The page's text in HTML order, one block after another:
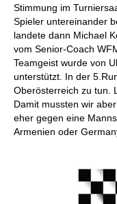
Stimmung im
Spieler untereinander
landete dann Michael
vom Senior-Coach
Teamgeist wurde von
unterstützt. In der
Oberösterreich zu tun.
Damit mussten wir
eher gegen eine
Armenien oder